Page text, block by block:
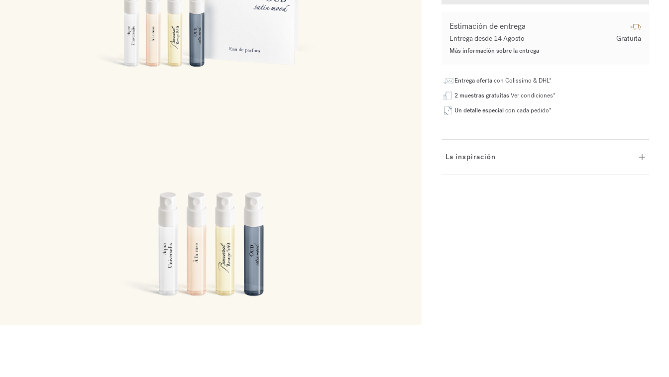
Estimación de entrega
Entrega desde 14 Agosto Gratuita
Más información sobre la entrega
Entrega ofertacon Colissimo & DHL*
2 muestras gratuitasVer condiciones*
Un detalle especialcon cada pedido*
La inspiración